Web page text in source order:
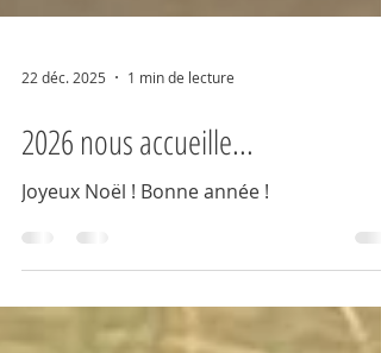
22 déc. 2025 1 min de lecture
2026 nous accueille...
Joyeux Noël ! Bonne année !